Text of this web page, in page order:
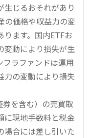
生じるおそれがあり
の価格や収益力の変
ます。国内ETFお
変動により損失が生
フラファンドは運用
力の変動により損失
を含む）の売買取
に現地手数料と税金
場合には差し引いた